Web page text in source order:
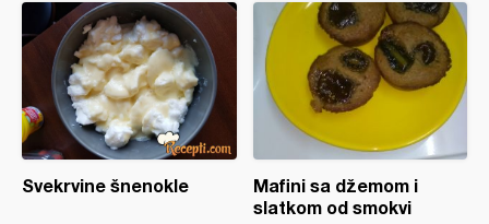
Svekrvine šnenokle
Mafini sa džemom i
slatkom od smokvi